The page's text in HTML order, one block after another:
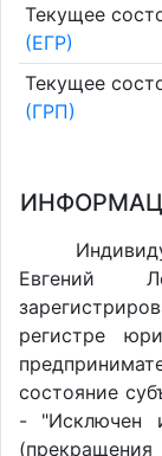
Текущее
(ЕГР)
Текущее
(ГРП)
Евгений
регистре
состояние
- "Исключен